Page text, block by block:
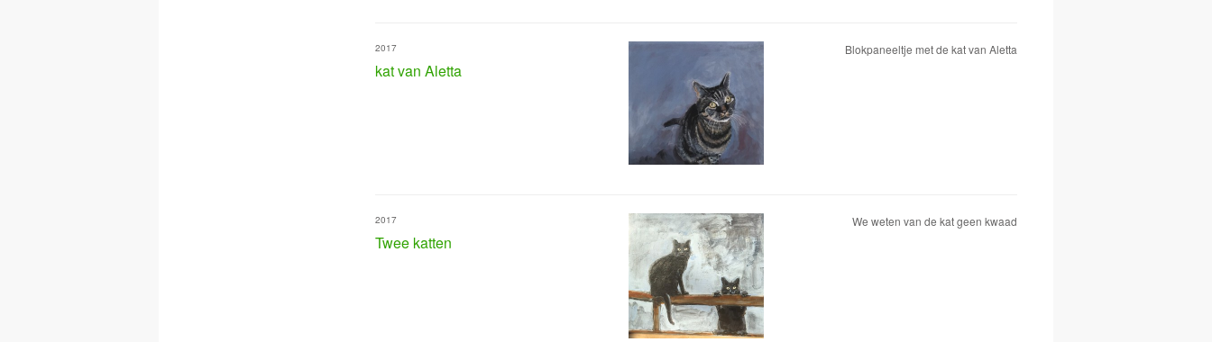
kat van Aletta
2017 Blokpaneeltje met de kat van Aletta
Twee katten
2017 We weten van de kat geen kwaad